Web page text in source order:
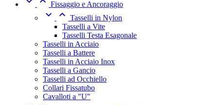
Fissaggio e Ancoraggio
  Tasselli in Nylon
Tasselli a Vite
Tasselli Testa Esagonale
Tasselli in Acciaio
Tasselli a Battere
Tasselli in Acciaio Inox
Tasselli a Gancio
Tasselli ad Occhiello
Collari Fissatubo
Cavalloti a "U"